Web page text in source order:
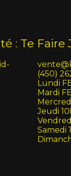
: Te Faire
(450)
Lundi
Mardi
Jeudi
Samedi
English